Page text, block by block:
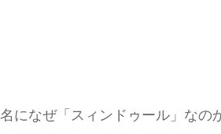
になぜ「スィンドゥール」な